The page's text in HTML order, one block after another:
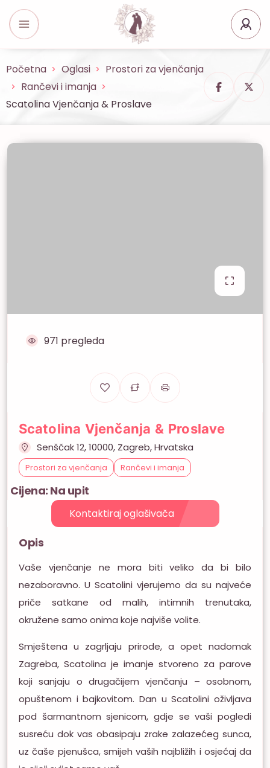
Početna Oglasi
Prostori za vjenčanja
Rančevi i imanja
Scatolina Vjenčanja & Proslave
971 pregleda
Scatolina Vjenčanja & Proslave
Senščak 12, 10000, Zagreb, Hrvatska
Prostori za vjenčanja Rančevi i imanja
Cijena: Na upit
Kontaktiraj oglašivača
Opis
Vaše vjenčanje ne mora biti veliko da bi bilo
nezaboravno. U Scatolini vjerujemo da su najveće
priče satkane od malih, intimnih trenutaka,
okružene samo onima koje najviše volite.
Smještena u zagrljaju prirode, a opet nadomak
Zagreba, Scatolina je imanje stvoreno za parove
koji sanjaju o drugačijem vjenčanju – osobnom,
opuštenom i bajkovitom. Dan u Scatolini oživljava
pod šarmantnom sjenicom, gdje se vaši pogledi
susreću dok vas obasipaju zrake zalazećeg sunca,
uz čaše pjenušca, smijeh vaših najbližih i osjećaj da